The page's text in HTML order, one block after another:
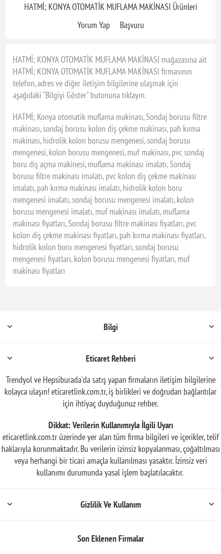
HATMİ; KONYA OTOMATİK MUFLAMA MAKİNASI Ürünleri
Yorum Yap
Başvuru
HATMİ; KONYA OTOMATİK MUFLAMA MAKİNASI mağazasına ait
HATMİ; KONYA OTOMATİK MUFLAMA MAKİNASI firmasının
telefon, adres ve diğer iletişim bilgilerine ulaşmak için
aşağıdaki "Bilgiyi Göster" butonuna tıklayın.
HATMİ; Konya otomatik muflama makinası, Sondaj borusu filtre
makinası, sondaj borusu kolon diş çekme makinası, pah kırma
makinası, hidrolik kolon borusu mengenesi, sondaj borusu
mengenesi, kolon borusu mengenesi, muf makinası, pvc sondaj
boru diş açma makinesi, muflama makinası imalatı, Sondaj
borusu filtre makinası imalatı, pvc kolon diş çekme makinası
imalatı, pah kırma makinası imalatı, hidrolik kolon boru
mengenesi imalatı, sondaj borusu mengenesi imalatı, kolon
borusu mengenesi imalatı, muf makinası imalatı, muflama
makinası fiyatları, Sondaj borusu filtre makinası fiyatları, pvc
kolon diş çekme makinası fiyatları, pah kırma makinası fiyatları,
hidrolik kolon boru mengenesi fiyatları, sondaj borusu
mengenesi fiyatları, kolon borusu mengenesi fiyatları, muf
makinası fiyatları
Bilgi
Eticaret Rehberi
Trendyol ve Hepsiburada'da satış yapan firmaların iletişim bilgilerine
kolayca ulaşın! eticaretlink.com.tr, iş birlikleri ve doğrudan bağlantılar
için ihtiyaç duyduğunuz rehber.
Dikkat: Verilerin Kullanımıyla İlgili Uyarı
eticaretlink.com.tr üzerinde yer alan tüm firma bilgileri ve içerikler, telif
haklarıyla korunmaktadır. Bu verilerin izinsiz kopyalanması, çoğaltılması
veya herhangi bir ticari amaçla kullanılması yasaktır. İzinsiz veri
kullanımı durumunda yasal işlem başlatılacaktır.
Gizlilik Ve Kullanım
Son Eklenen Firmalar